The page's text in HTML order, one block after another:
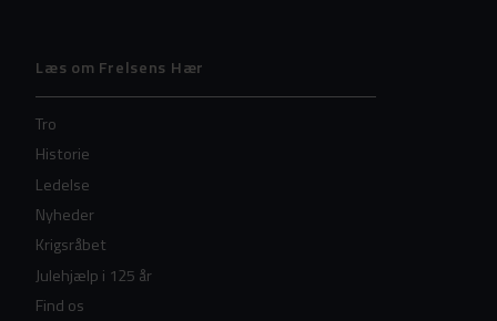
Læs om Frelsens Hær
Tro
Historie
Ledelse
Nyheder
Krigsråbet
Julehjælp i 125 år
Find os